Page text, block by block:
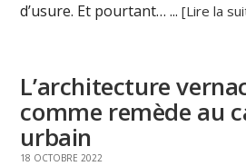
d’usure. Et pourtant… ...[Lire la
L’architecture
comme remède au
urbain
18 OCTOBRE 2022